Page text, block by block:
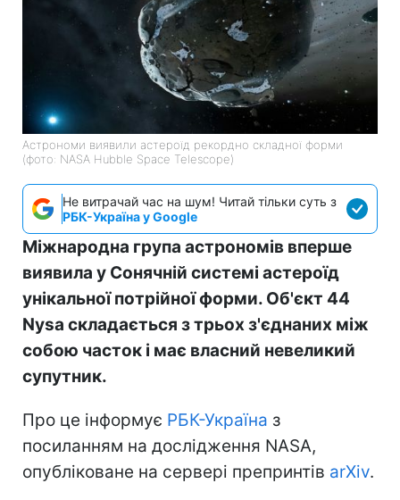
Астрономи виявили астероїд рекордно складної форми
(фото: NASA Hubble Space Telescope)
Не витрачай час на шум! Читай тільки суть з
РБК-Україна у Google
Міжнародна група астрономів вперше
виявила у Сонячній системі астероїд
унікальної потрійної форми. Об'єкт 44
Nysa складається з трьох з'єднаних між
собою часток і має власний невеликий
супутник.
Про це інформує РБК-Україна з
посиланням на дослідження NASA,
опубліковане на сервері препринтів arXiv.